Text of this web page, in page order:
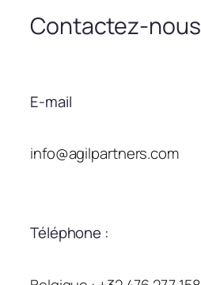
Contactez-nous
E-mail
info@agilpartners.com
Téléphone :